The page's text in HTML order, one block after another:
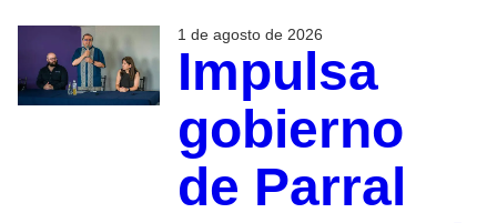
1 de agosto de 2026
Impulsa
gobierno
de Parral